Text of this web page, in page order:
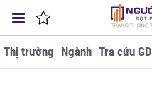
Thị trường Ngành Tra cứu GD